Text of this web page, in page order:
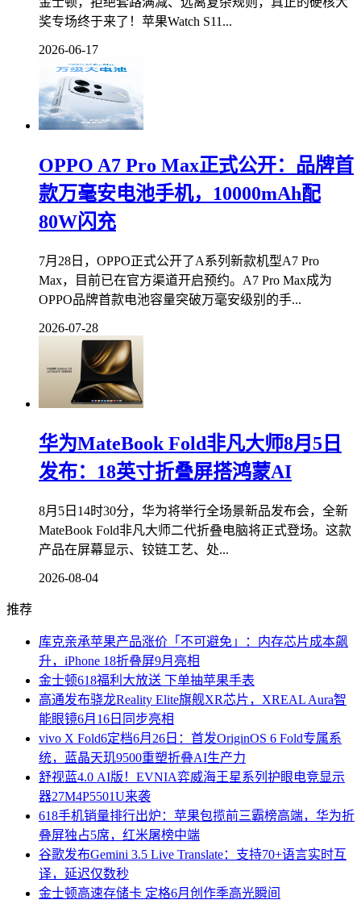
奖专场终于来了！苹果Watch S11...
2026-06-17
OPPO A7 Pro Max正式公开：品牌首
款万毫安电池手机，10000mAh配
80W闪充
7月28日，OPPO正式公开了A系列新款机型A7 Pro
Max，目前已在官方渠道开启预约。A7 Pro Max成为
OPPO品牌首款电池容量突破万毫安级别的手...
2026-07-28
华为MateBook Fold非凡大师8月5日
发布：18英寸折叠屏搭鸿蒙AI
8月5日14时30分，华为将举行全场景新品发布会，全新
MateBook Fold非凡大师二代折叠电脑将正式登场。这款
产品在屏幕显示、铰链工艺、处...
2026-08-04
推荐
库克亲承苹果产品涨价「不可避免」：内存芯片成本飙
升，iPhone 18折叠屏9月亮相
金士顿618福利大放送 下单抽苹果手表
高通发布骁龙Reality Elite旗舰XR芯片，XREAL Aura智
能眼镜6月16日同步亮相
vivo X Fold6定档6月26日：首发OriginOS 6 Fold专属系
统，蓝晶天玑9500重塑折叠AI生产力
舒视蓝4.0 AI版！EVNIA弈威海王星系列护眼电竞显示
器27M4P5501U来袭
618手机销量排行出炉：苹果包揽前三霸榜高端，华为折
叠屏独占5席，红米屠榜中端
谷歌发布Gemini 3.5 Live Translate：支持70+语言实时互
译，延迟仅数秒
金士顿高速存储卡 定格6月创作季高光瞬间